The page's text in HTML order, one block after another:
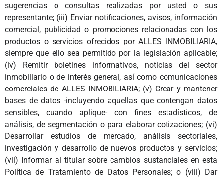
sugerencias o consultas realizadas por usted o sus
representante; (iii) Enviar notificaciones, avisos, información
comercial, publicidad o promociones relacionadas con los
productos o servicios ofrecidos por ALLES INMOBILIARIA,
siempre que ello sea permitido por la legislación aplicable;
(iv) Remitir boletines informativos, noticias del sector
inmobiliario o de interés general, así como comunicaciones
comerciales de ALLES INMOBILIARIA; (v) Crear y mantener
bases de datos -incluyendo aquellas que contengan datos
sensibles, cuando aplique- con fines estadísticos, de
análisis, de segmentación o para elaborar cotizaciones; (vi)
Desarrollar estudios de mercado, análisis sectoriales,
investigación y desarrollo de nuevos productos y servicios;
(vii) Informar al titular sobre cambios sustanciales en esta
Política de Tratamiento de Datos Personales; o (viii) Dar